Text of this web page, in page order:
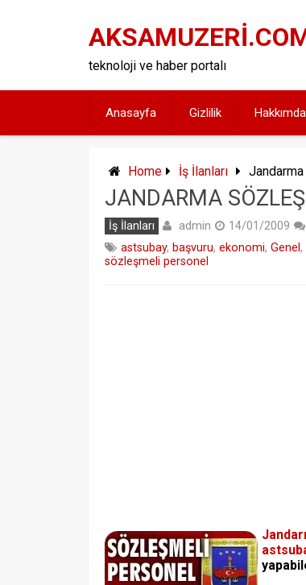
teknoloji ve haber portalı
Anasayfa Gizlilik Hakkımda
Home İş İlanları
JANDARMA
İş İlanları admin 14/01/2009
astsubay, başvuru, ekonomi, Genel ,
sözleşmeli personel